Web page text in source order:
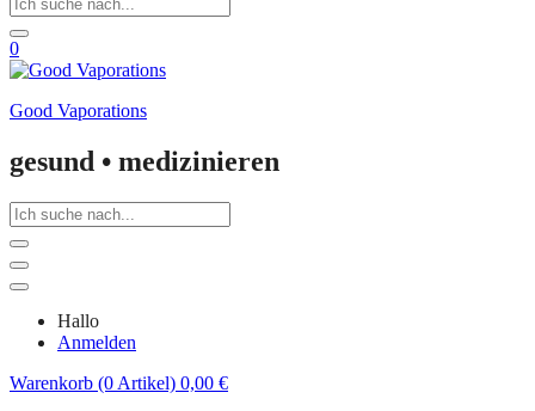
0
Good Vaporations
gesund • medizinieren
Hallo
Anmelden
Warenkorb (0 Artikel) 0,00 €